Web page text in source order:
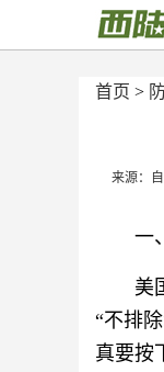
首页 >
来源：
一
美
“不排
真要按